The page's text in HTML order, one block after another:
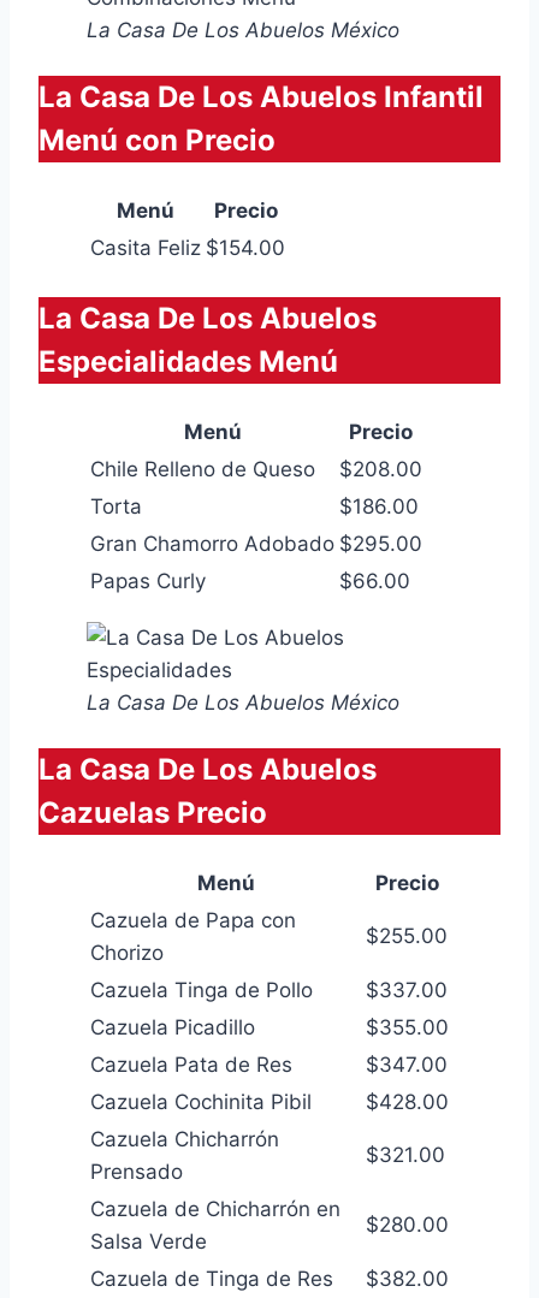
La Casa De Los Abuelos México
La Casa De Los Abuelos Infantil
Menú con Precio
Menú
Precio
Casita Feliz $154.00
La Casa De Los Abuelos
Especialidades Menú
Menú
Precio
Chile Relleno de Queso
$208.00
Torta
$186.00
Gran Chamorro Adobado $295.00
Papas Curly
$66.00
La Casa De Los Abuelos México
La Casa De Los Abuelos
Cazuelas Precio
Menú
Precio
Cazuela de Papa con
Chorizo
$255.00
Cazuela Tinga de Pollo
$337.00
Cazuela Picadillo
$355.00
Cazuela Pata de Res
$347.00
Cazuela Cochinita Pibil
$428.00
Cazuela Chicharrón
Prensado
$321.00
Cazuela de Chicharrón en
Salsa Verde
$280.00
Cazuela de Tinga de Res $382.00